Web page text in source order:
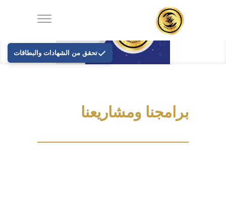
برامجنا ومشاريعنا
تحقق من الشهادات والبطاقات